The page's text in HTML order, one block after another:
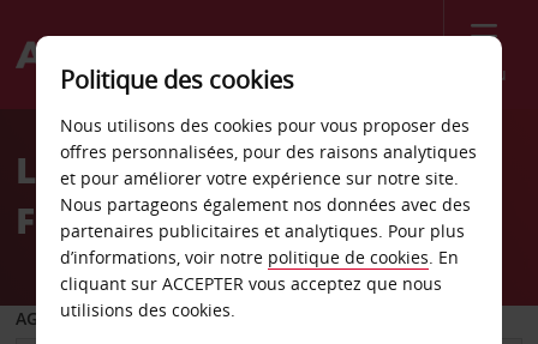
Menu
Welcome
AvisLocation de voiture
Fehmarn
AGENCE DE DÉPART
Politique des cookies
Nous utilisons des cookies pour vous proposer des
offres personnalisées, pour des raisons analytiques
et pour améliorer votre expérience sur notre site.
Nous partageons également nos données avec des
partenaires publicitaires et analytiques. Pour plus
d’informations, voir notre politique de cookies. En
cliquant sur ACCEPTER vous acceptez que nous
utilisions des cookies.